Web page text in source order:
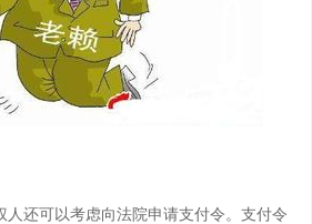
人还可以考虑向法院申请支付令。支付令